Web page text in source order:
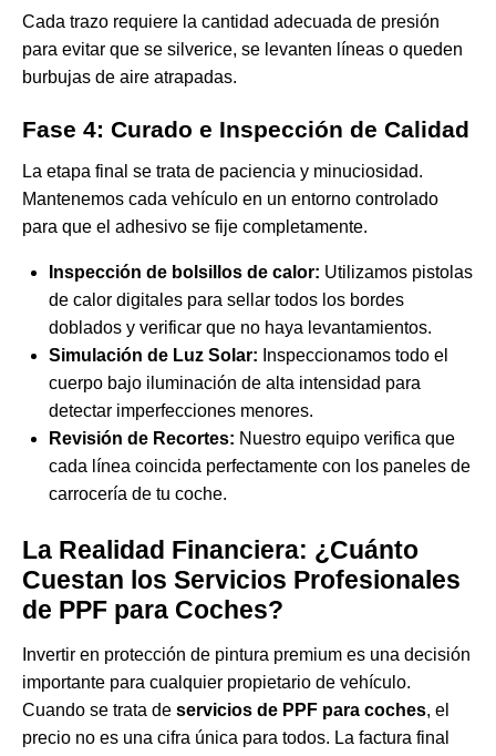
Cada trazo requiere la cantidad adecuada de presión
para evitar que se silverice, se levanten líneas o queden
burbujas de aire atrapadas.
Fase 4: Curado e Inspección de Calidad
La etapa final se trata de paciencia y minuciosidad.
Mantenemos cada vehículo en un entorno controlado
para que el adhesivo se fije completamente.
Inspección de bolsillos de calor: Utilizamos pistolas
de calor digitales para sellar todos los bordes
doblados y verificar que no haya levantamientos.
Simulación de Luz Solar: Inspeccionamos todo el
cuerpo bajo iluminación de alta intensidad para
detectar imperfecciones menores.
Revisión de Recortes: Nuestro equipo verifica que
cada línea coincida perfectamente con los paneles de
carrocería de tu coche.
La Realidad Financiera: ¿Cuánto
Cuestan los Servicios Profesionales
de PPF para Coches?
Invertir en protección de pintura premium es una decisión
importante para cualquier propietario de vehículo.
Cuando se trata de servicios de PPF para coches, el
precio no es una cifra única para todos. La factura final